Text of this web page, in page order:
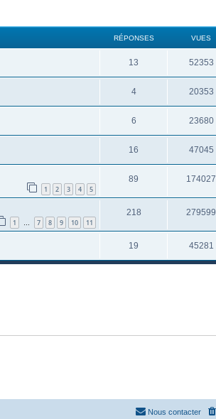
RÉPONSES VUES
13 52353
4 20353
6 23680
16 47045
1 2 3 4 5
89 174027
1 … 7 8 9 10 11
218 279599
19 45281
Nous contacter